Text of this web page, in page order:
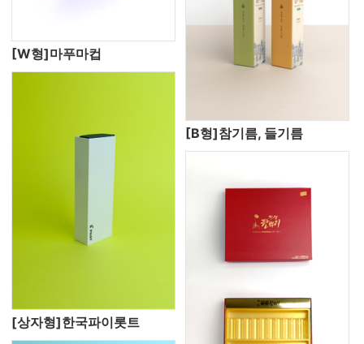
[W형]마푸마컵
[상자형]한국파이롯트
[B형]참기름, 들기름